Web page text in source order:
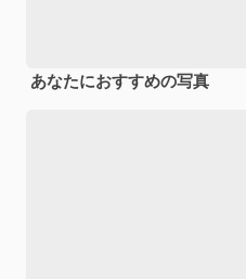
あなたにおすすめの写真